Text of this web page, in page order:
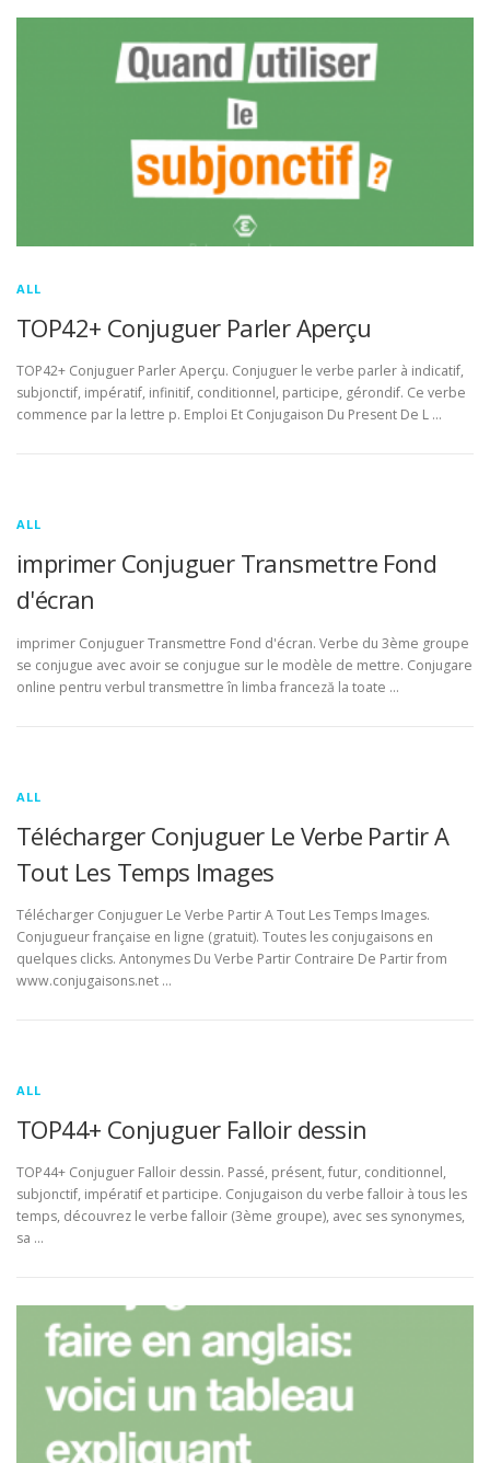
ALL
TOP42+ Conjuguer Parler Aperçu
TOP42+ Conjuguer Parler Aperçu. Conjuguer le verbe parler à indicatif,
subjonctif, impératif, infinitif, conditionnel, participe, gérondif. Ce verbe
commence par la lettre p. Emploi Et Conjugaison Du Present De L …
ALL
imprimer Conjuguer Transmettre Fond
d'écran
imprimer Conjuguer Transmettre Fond d'écran. Verbe du 3ème groupe
se conjugue avec avoir se conjugue sur le modèle de mettre. Conjugare
online pentru verbul transmettre în limba franceză la toate …
ALL
Télécharger Conjuguer Le Verbe Partir A
Tout Les Temps Images
Télécharger Conjuguer Le Verbe Partir A Tout Les Temps Images.
Conjugueur française en ligne (gratuit). Toutes les conjugaisons en
quelques clicks. Antonymes Du Verbe Partir Contraire De Partir from
www.conjugaisons.net …
ALL
TOP44+ Conjuguer Falloir dessin
TOP44+ Conjuguer Falloir dessin. Passé, présent, futur, conditionnel,
subjonctif, impératif et participe. Conjugaison du verbe falloir à tous les
temps, découvrez le verbe falloir (3ème groupe), avec ses synonymes,
sa …